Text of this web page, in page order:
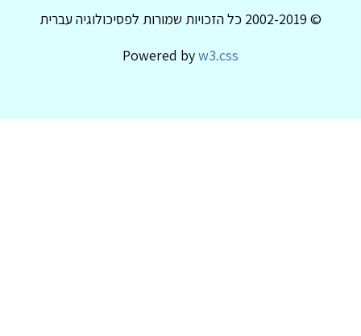
© 2002-2019 כל הזכויות שמורות לפסיכולוגיה עברית
Powered byw3.css